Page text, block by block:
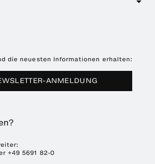
Fragen
die neuesten Informationen erhalten:
ANMELDUNG
+49 5691 82-0